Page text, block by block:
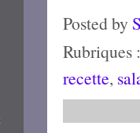
Posted by
Rubriques
recette,